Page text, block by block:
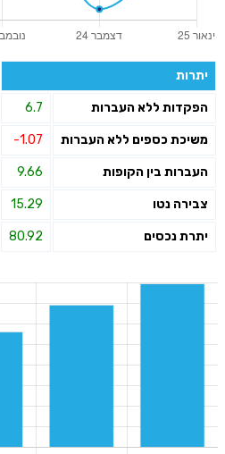
יתרות
הפקדות ללא העברות 6.7
משיכת כספים ללא העברות -1.07
העברות בין הקופות 9.66
צבירה נטו 15.29
יתרת נכסים 80.92